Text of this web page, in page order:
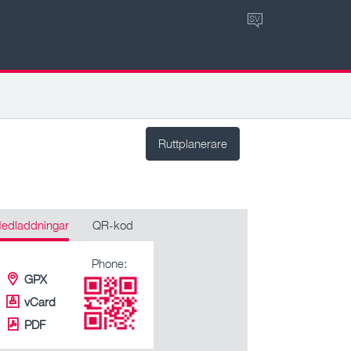
SV
Ruttplanerare
QR-kod
GPX
vCard
PDF
Phone: